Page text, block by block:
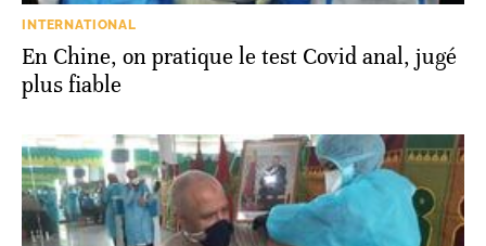
INTERNATIONAL
En Chine, on pratique le test Covid anal, jugé
plus fiable